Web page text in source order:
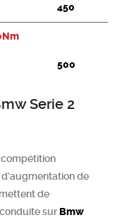
450
500
Serie 2
compétition
de
de
sur Bmw